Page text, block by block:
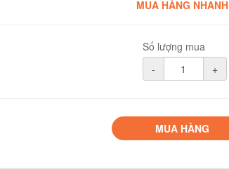
MUA HÀNG NHANH
Số lượng mua
-
+
MUA HÀNG